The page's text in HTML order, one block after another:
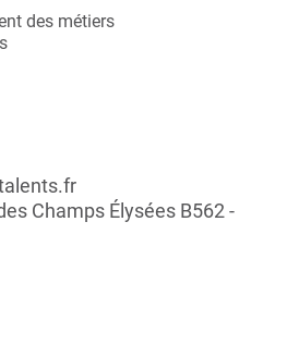
des métiers
Champs Élysées B562 -